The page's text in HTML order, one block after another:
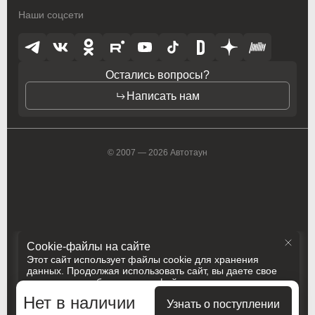
Cookie-файлы на сайте
Этот сайт использует файлы cookie для хранения
данных. Продолжая использовать сайт, вы даете свое
согласие на работу с этими файлами
Принять и закрыть
Нет в наличии Узнать о поступлении
Наши соцсети
Остались вопросы?
Написать нам
© 2007 — 2026 Автотаун
Разработка
Сделано в
Opel (PSA)
Peugeot
Peugeot PSA
Renault
Rolls-Royce
Saab
Opel (PSA)
Peugeot
Peugeot PSA
Renault
Rolls-Royce
Saab